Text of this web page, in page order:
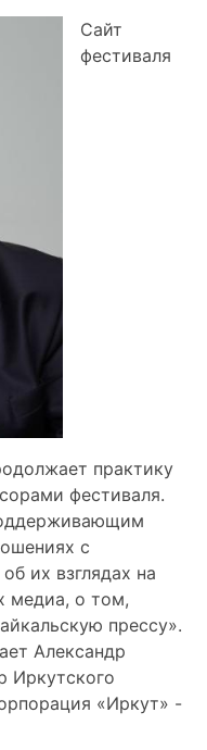
Сайт
фестиваля
практику
фестиваля.
с
их взглядах на
медиа, о том,
прессу».
Александр
Иркутского
«Иркут» -